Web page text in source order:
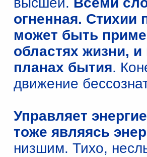
огненная. Стихии
может быть
областях жизни,
планах бытия.
движение
Управляет
тоже являясь
низшим. Тихо,